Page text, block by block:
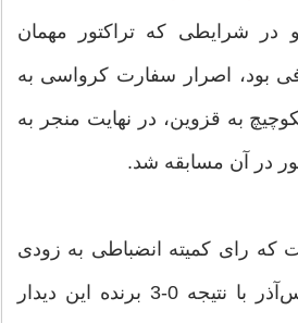
شرایطی که تراکتور مهمان
بود، اصرار سفارت کرواسی به
به قزوین، در نهایت منجر به
در آن مسابقه شد.
که رای کمیته انضباطی به زودی
صادر می‌شود و شمس‌آذر با نتیجه 0-3 برنده این دیدار